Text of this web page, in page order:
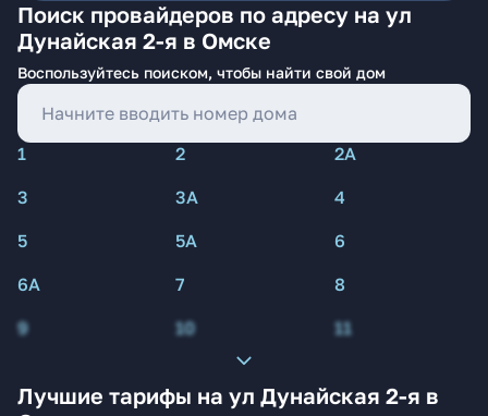
Поиск провайдеров по адресу на ул
Дунайская 2-я в Омске
Воспользуйтесь поиском, чтобы найти свой дом
1 2
2А
3
3А
4
5
5А
6
6А
7
8
9
10 11
Лучшие тарифы на ул Дунайская 2-я в